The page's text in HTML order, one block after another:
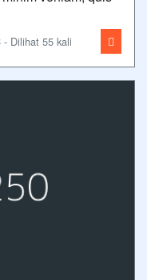
Dilihat 55 kali